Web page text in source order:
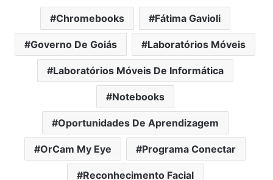
Chromebooks Fátima Gavioli
Governo De Goiás Laboratórios Móveis
Laboratórios Móveis De Informática
Notebooks
Oportunidades De Aprendizagem
OrCam My Eye Programa Conectar
Reconhecimento Facial